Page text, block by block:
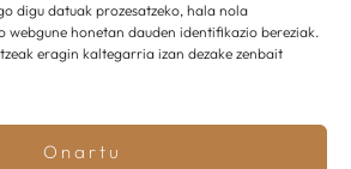
digu datuak prozesatzeko, hala nola
webgune honetan dauden identifikazio bereziak.
eragin kaltegarria izan dezake zenbait
Onartu